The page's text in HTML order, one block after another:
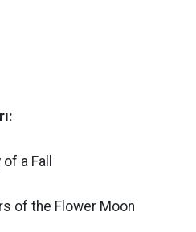
a Fall
of the Flower Moon